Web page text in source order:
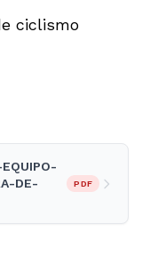
ciclismo
DE-
PDF